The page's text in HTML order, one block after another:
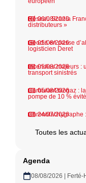
06/08/2026
Réseau Scania
distributeurs »
05/08/2026
Geodis en passe
logisticien Deret
05/08/2026
Incendies majeurs :
transport sinistrés
05/08/2026
Carburant biogaz :
pompe de 10 %
24/07/2026
Chronotachygraphe
Toutes les
Agenda
08/08/2026 | Ferté-